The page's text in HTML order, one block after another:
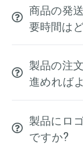
商品の発
要時間は
製品の注
進めれば
製品にロ
ですか?